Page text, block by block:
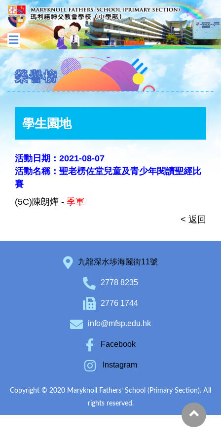
榮譽榜
學生園地
活動日期：2021-08-07
活動名稱：聖老楞佐堂兒童及青少年閱讀聖經比
賽
(5C)陳朗燁 - 季軍
< 返回
九龍深水埗海麗街11號
2778 8235
2776 1744
info@mfsp.edu.hk
Facebook
Instagram
Copyright © 2020 Maryknoll Fathers’ School (Primary Section). All
rights reserved.